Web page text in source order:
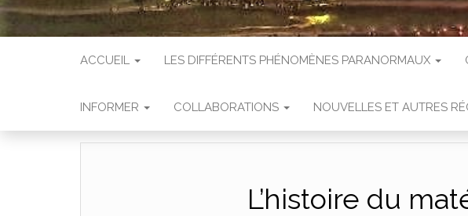
ACCUEIL LES DIFFÉRENTS PHÉNOMÈNES PARANORMAUX
INFORMER COLLABORATIONS NOUVELLES ET AUTRES
L’histoire du